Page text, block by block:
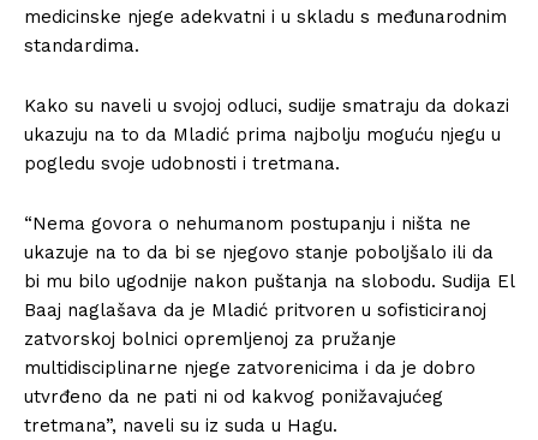
medicinske njege adekvatni i u skladu s međunarodnim
standardima.
Kako su naveli u svojoj odluci, sudije smatraju da dokazi
ukazuju na to da Mladić prima najbolju moguću njegu u
pogledu svoje udobnosti i tretmana.
“Nema govora o nehumanom postupanju i ništa ne
ukazuje na to da bi se njegovo stanje poboljšalo ili da
bi mu bilo ugodnije nakon puštanja na slobodu. Sudija El
Baaj naglašava da je Mladić pritvoren u sofisticiranoj
zatvorskoj bolnici opremljenoj za pružanje
multidisciplinarne njege zatvorenicima i da je dobro
utvrđeno da ne pati ni od kakvog ponižavajućeg
tretmana”, naveli su iz suda u Hagu.